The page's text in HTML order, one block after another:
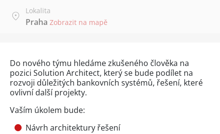
Lokalita
Praha Zobrazit na mapě
Do nového týmu hledáme zkušeného člověka na
pozici Solution Architect, který se bude podílet na
rozvoji důležitých bankovních systémů, řešení, které
ovlivní další projekty.
Vaším úkolem bude:
Návrh architektury řešení